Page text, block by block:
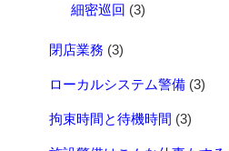
細密巡回 (3)
閉店業務 (3)
ローカルシステム警備 (3)
拘束時間と待機時間 (3)